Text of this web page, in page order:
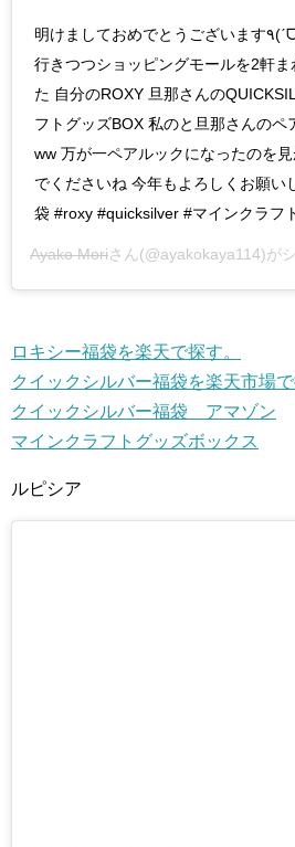
明けましておめでとうございます٩(ˊᗜˋ*)و 元旦から両実家に
行きつつショッピングモールを2軒
た 自分のROXY 旦那さんの
フトグッズBOX 私のと旦那さんのペ
ww 万が一ペアルックになったのを
でくださいね 今年もよろしくお願い
袋 #roxy #quicksilver #マインクラフ
Ayako Moriさん(@ayakokaya114)が
ロキシー福袋を楽天で探す。
クイックシルバー福袋を楽天市場で
クイックシルバー福袋 アマゾン
マインクラフトグッズボックス
ルピシア